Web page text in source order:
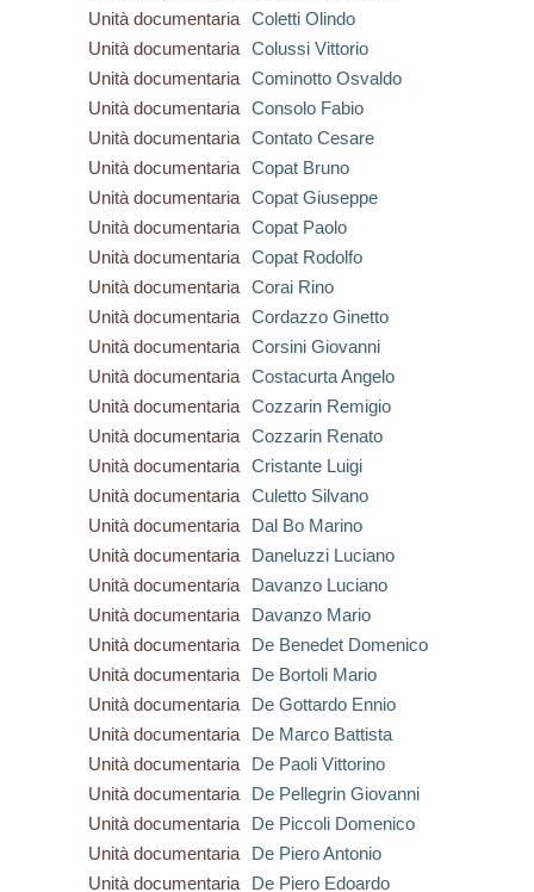
Unità documentaria
Coletti Olindo
Unità documentaria
Colussi Vittorio
Unità documentaria
Cominotto Osvaldo
Unità documentaria
Consolo Fabio
Unità documentaria
Contato Cesare
Unità documentaria
Copat Bruno
Unità documentaria
Copat Giuseppe
Unità documentaria
Copat Paolo
Unità documentaria
Copat Rodolfo
Unità documentaria
Corai Rino
Unità documentaria
Cordazzo Ginetto
Unità documentaria
Corsini Giovanni
Unità documentaria
Costacurta Angelo
Unità documentaria
Cozzarin Remigio
Unità documentaria
Cozzarin Renato
Unità documentaria
Cristante Luigi
Unità documentaria
Culetto Silvano
Unità documentaria
Dal Bo Marino
Unità documentaria
Daneluzzi Luciano
Unità documentaria
Davanzo Luciano
Unità documentaria
Davanzo Mario
Unità documentaria
De Benedet Domenico
Unità documentaria
De Bortoli Mario
Unità documentaria
De Gottardo Ennio
Unità documentaria
De Marco Battista
Unità documentaria
De Paoli Vittorino
Unità documentaria
De Pellegrin Giovanni
Unità documentaria
De Piccoli Domenico
Unità documentaria
De Piero Antonio
Unità documentaria
De Piero Edoardo